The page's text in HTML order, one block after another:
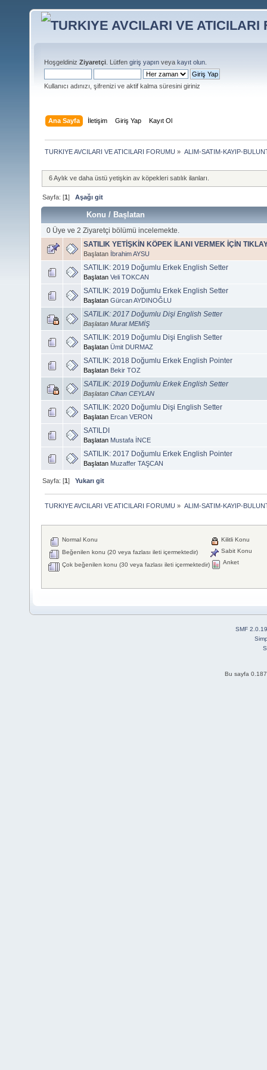
Hoşgeldiniz Ziyaretçi . Lütfen giriş yapın veya kayıt olun
Kullanıcı adınızı, şifrenizi ve aktif kalma süresini giriniz
Ana Sayfa İletişim Giriş Yap Kayıt Ol
TURKIYE AVCILARI VE ATICILARI FORUMU » ALIM-SATIM-KAYIP-
6 Aylık ve daha üstü yetişkin av köpekleri satılık ilanları.
Sayfa: [1]Aşağı git
Konu / Başlatan
0 Üye ve 2 Ziyaretçi bölümü incelemekte.
SATILIK YETİŞKİN KÖPEK İLANI VERMEK İÇİN
Başlatan İbrahim AYSU
SATILIK: 2019 Doğumlu Erkek English Setter
Başlatan Veli TOKCAN
SATILIK: 2019 Doğumlu Erkek English Setter
Başlatan Gürcan AYDINOĞLU
SATILIK: 2017 Doğumlu Dişi English Setter
Başlatan Murat MEMİŞ
SATILIK: 2019 Doğumlu Dişi English Setter
Başlatan Ümit DURMAZ
SATILIK: 2018 Doğumlu Erkek English Pointer
Başlatan Bekir TOZ
SATILIK: 2019 Doğumlu Erkek English Setter
Başlatan Cihan CEYLAN
SATILIK: 2020 Doğumlu Dişi English Setter
Başlatan Ercan VERON
SATILDI
Başlatan Mustafa İNCE
SATILIK: 2017 Doğumlu Erkek English Pointer
Başlatan Muzaffer TAŞCAN
Sayfa: [1]Yukarı git
TURKIYE AVCILARI VE ATICILARI FORUMU » ALIM-SATIM-KAYIP-
Normal Konu
Beğenilen konu (20 veya fazlası ileti içermektedir)
Çok beğenilen konu (30 veya fazlası ileti içermektedir)
Kilitli Konu
Sabit Konu
Anket
SMF 2.0.19
Bu sayfa